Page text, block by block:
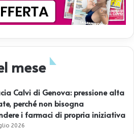
mese
Calvi di Genova: pressione alta
perché non bisogna
i farmaci di propria iniziativa
2026